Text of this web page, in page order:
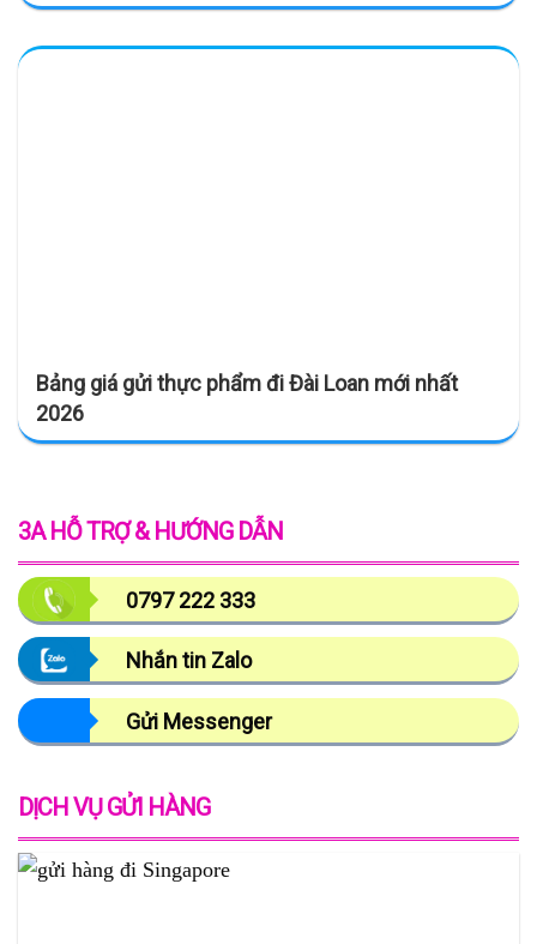
Bảng giá gửi thực phẩm đi Đài Loan mới nhất
2026
3A HỖ TRỢ & HƯỚNG DẪN
0797 222 333
Nhắn tin Zalo
Gửi Messenger
DỊCH VỤ GỬI HÀNG